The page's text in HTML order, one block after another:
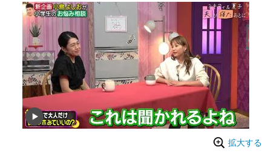
拡大する